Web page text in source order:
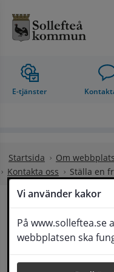
Vi använder kakor
På www.solleftea.se
webbplatsen ska
E-tjänster
Startsida
Om
Kontakta oss
Ställa en
Ställa en fråga
Om din fråga är